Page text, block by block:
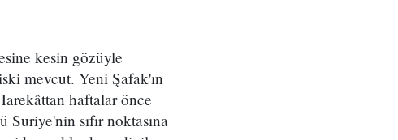
kesin gözüyle
mevcut. Yeni Şafak'ın
haftalar önce
sıfır noktasına